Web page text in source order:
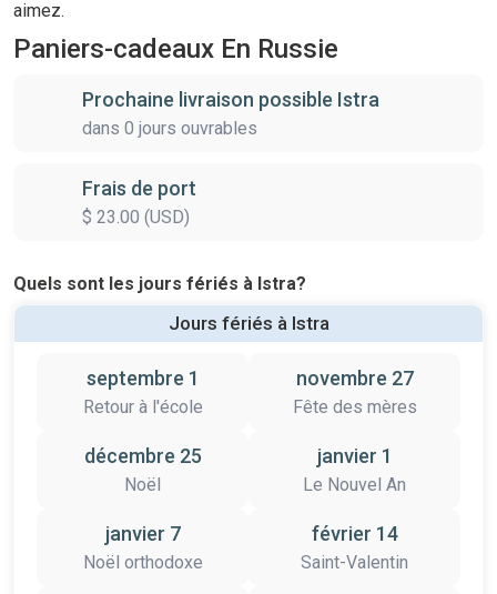
aimez.
Paniers-cadeaux En Russie
Prochaine livraison possible Istra
dans 0 jours ouvrables
Frais de port
$ 23.00 (USD)
Quels sont les jours fériés à Istra?
Jours fériés à Istra
septembre 1
Retour à l'école
novembre 27
Fête des mères
décembre 25
Noël
janvier 1
Le Nouvel An
janvier 7
Noël orthodoxe
février 14
Saint-Valentin